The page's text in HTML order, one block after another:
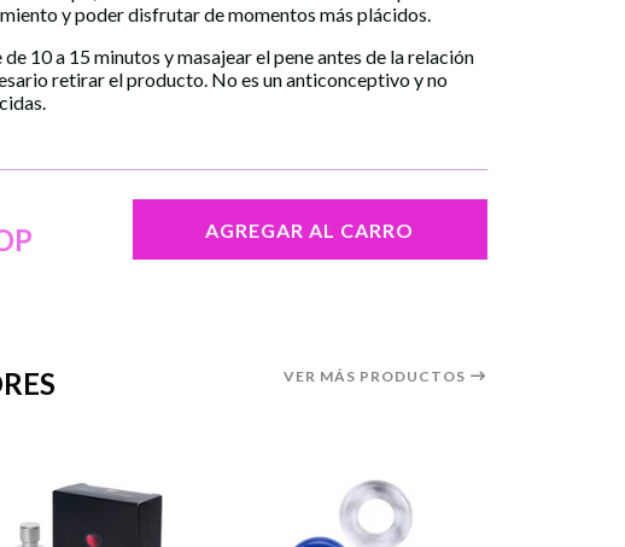
y poder disfrutar de momentos más plácidos.
10 a 15 minutos y masajear el pene antes de la relación
retirar el producto. No es un anticonceptivo y no
AGREGAR AL CARRO
VER MÁS PRODUCTOS